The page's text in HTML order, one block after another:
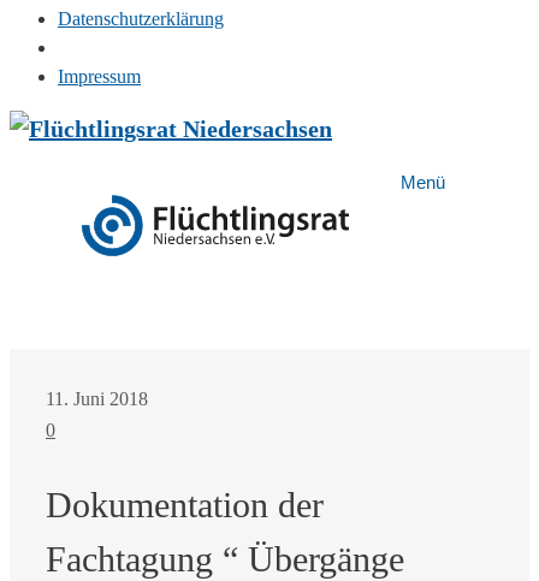
Datenschutzerklärung
Impressum
Zum
Menü
11. Juni 2018
0
Dokumentation der
Fachtagung “ Übergänge